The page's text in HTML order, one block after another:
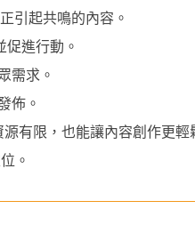
引起共鳴的內容。
進行動。
需求。
佈。
有限，也能讓內容創作更輕
。